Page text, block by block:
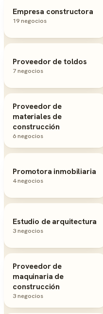
Empresa constructora
19 negocios
Proveedor de toldos
7 negocios
Proveedor de
materiales de
construcción
6 negocios
Promotora inmobiliaria
4 negocios
Estudio de arquitectura
3 negocios
Proveedor de
maquinaria de
construcción
3 negocios